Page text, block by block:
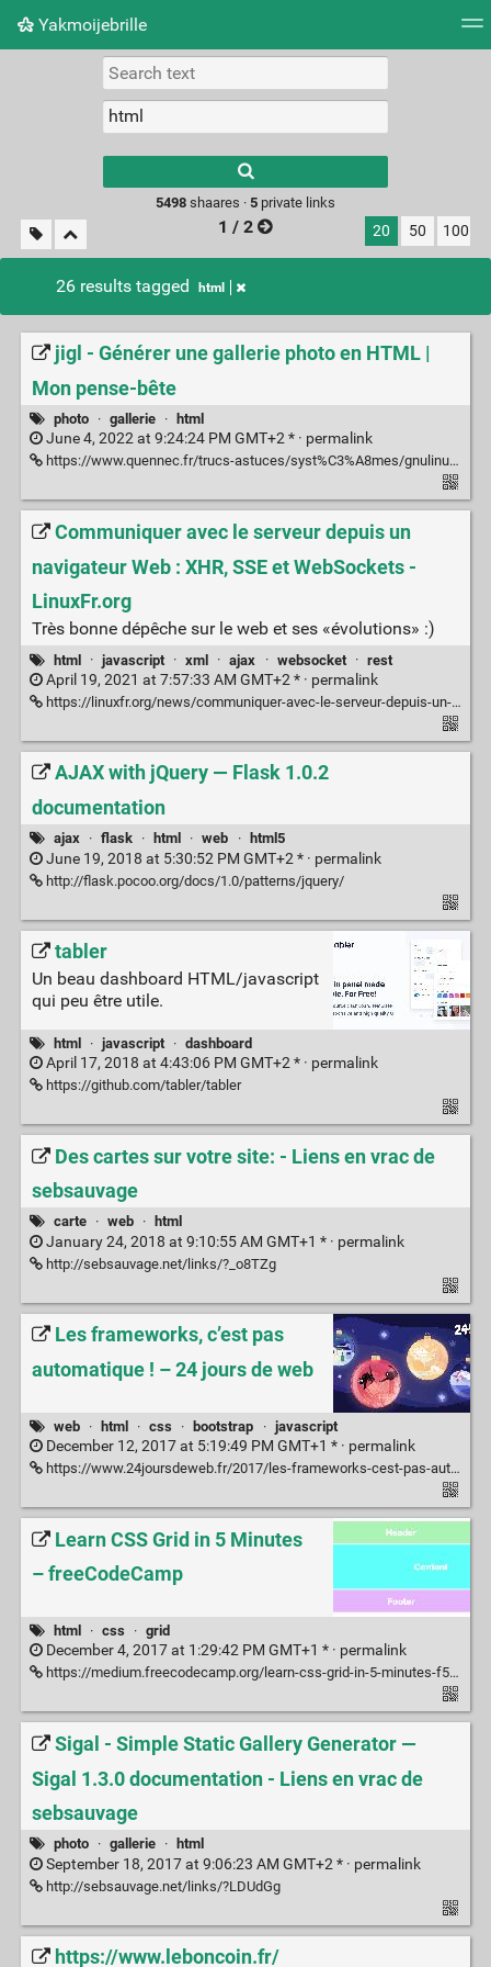
Yakmoijebrille
Picture wall
results.
5498shaares · 5private links
1 / 2 20 50 100
26 results tagged html
jigl - Générer une gallerie photo en HTML |
Mon pense-bête
photo · gallerie · html
June 4, 2022 at 9:24:24 PM GMT+2 * · permalink
https://www.quennec.fr/trucs-astuces/syst%C3%A8mes/gnulinux/utilisation/jigl-g%C3%A9n%C3%A9rer-une-gallerie-photo-en-html
Communiquer avec le serveur depuis un
navigateur Web : XHR, SSE et WebSockets -
LinuxFr.org
Très bonne dépêche sur le web et ses «évolutions» :)
html · javascript · xml · ajax · websocket · rest
April 19, 2021 at 7:57:33 AM GMT+2 * · permalink
https://linuxfr.org/news/communiquer-avec-le-serveur-depuis-un-navigateur-web-xhr-sse-et-websockets
AJAX with jQuery — Flask 1.0.2
documentation
ajax · flask · html · web · html5
June 19, 2018 at 5:30:52 PM GMT+2 * · permalink
http://flask.pocoo.org/docs/1.0/patterns/jquery/
tabler
Un beau dashboard HTML/javascript
qui peu être utile.
html · javascript · dashboard
April 17, 2018 at 4:43:06 PM GMT+2 * · permalink
https://github.com/tabler/tabler
Des cartes sur votre site: - Liens en vrac de
sebsauvage
carte · web · html
January 24, 2018 at 9:10:55 AM GMT+1 * · permalink
http://sebsauvage.net/links/?_o8TZg
Les frameworks, c’est pas
automatique ! – 24 jours de web
web · html · css · bootstrap · javascript
December 12, 2017 at 5:19:49 PM GMT+1 * · permalink
https://www.24joursdeweb.fr/2017/les-frameworks-cest-pas-automatique/
Learn CSS Grid in 5 Minutes
– freeCodeCamp
html · css · grid
December 4, 2017 at 1:29:42 PM GMT+1 * · permalink
https://medium.freecodecamp.org/learn-css-grid-in-5-minutes-f582e87b1228
Sigal - Simple Static Gallery Generator —
Sigal 1.3.0 documentation - Liens en vrac de
sebsauvage
photo · gallerie · html
September 18, 2017 at 9:06:23 AM GMT+2 * · permalink
http://sebsauvage.net/links/?LDUdGg
https://www.leboncoin.fr/